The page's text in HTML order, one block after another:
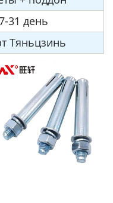
31 день
Тяньцзинь